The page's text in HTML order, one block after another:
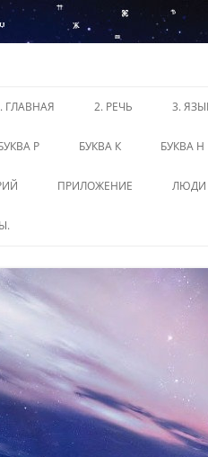
ГЛАВНАЯ 2. РЕЧЬ 3.
Р БУКВА К БУКВА Н
ПРИЛОЖЕНИЕ ЛЮДИ